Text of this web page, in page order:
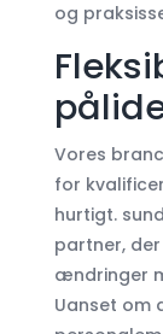
og
Vores
for
hurtigt.
partner,
ændringer
Uanset om